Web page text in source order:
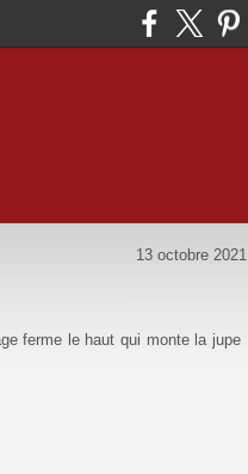
13 octobre 2021
ferme le haut qui monte la jupe